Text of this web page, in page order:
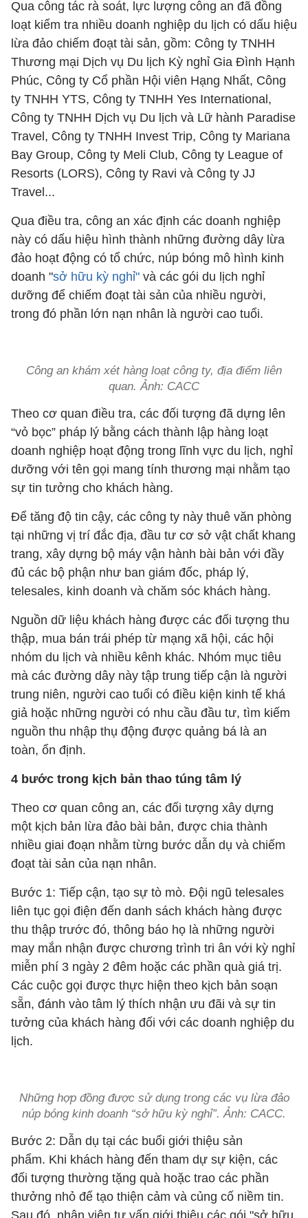
Qua công tác rà soát, lực lượng công an đã đồng
loạt kiểm tra nhiều doanh nghiệp du lịch có dấu hiệu
lừa đảo chiếm đoạt tài sản, gồm: Công ty TNHH
Thương mại Dịch vụ Du lịch Kỳ nghỉ Gia Đình Hạnh
Phúc, Công ty Cổ phần Hội viên Hạng Nhất, Công
ty TNHH YTS, Công ty TNHH Yes International,
Công ty TNHH Dịch vụ Du lịch và Lữ hành Paradise
Travel, Công ty TNHH Invest Trip, Công ty Mariana
Bay Group, Công ty Meli Club, Công ty League of
Resorts (LORS), Công ty Ravi và Công ty JJ
Travel...
Qua điều tra, công an xác định các doanh nghiệp
này có dấu hiệu hình thành những đường dây lừa
đảo hoạt động có tổ chức, núp bóng mô hình kinh
doanh "sở hữu kỳ nghỉ" và các gói du lịch nghỉ
dưỡng để chiếm đoạt tài sản của nhiều người,
trong đó phần lớn nạn nhân là người cao tuổi.
Công an khám xét hàng loạt công ty, địa điểm liên
quan. Ảnh: CACC
Theo cơ quan điều tra, các đối tượng đã dựng lên
“vỏ bọc” pháp lý bằng cách thành lập hàng loạt
doanh nghiệp hoạt động trong lĩnh vực du lịch, nghỉ
dưỡng với tên gọi mang tính thương mại nhằm tạo
sự tin tưởng cho khách hàng.
Để tăng độ tin cậy, các công ty này thuê văn phòng
tại những vị trí đắc địa, đầu tư cơ sở vật chất khang
trang, xây dựng bộ máy vận hành bài bản với đầy
đủ các bộ phận như ban giám đốc, pháp lý,
telesales, kinh doanh và chăm sóc khách hàng.
Nguồn dữ liệu khách hàng được các đối tượng thu
thập, mua bán trái phép từ mạng xã hội, các hội
nhóm du lịch và nhiều kênh khác. Nhóm mục tiêu
mà các đường dây này tập trung tiếp cận là người
trung niên, người cao tuổi có điều kiện kinh tế khá
giả hoặc những người có nhu cầu đầu tư, tìm kiếm
nguồn thu nhập thụ động được quảng bá là an
toàn, ổn định.
4 bước trong kịch bản thao túng tâm lý
Theo cơ quan công an, các đối tượng xây dựng
một kịch bản lừa đảo bài bản, được chia thành
nhiều giai đoạn nhằm từng bước dẫn dụ và chiếm
đoạt tài sản của nạn nhân.
Bước 1: Tiếp cận, tạo sự tò mò. Đội ngũ telesales
liên tục gọi điện đến danh sách khách hàng được
thu thập trước đó, thông báo họ là những người
may mắn nhận được chương trình tri ân với kỳ nghỉ
miễn phí 3 ngày 2 đêm hoặc các phần quà giá trị.
Các cuộc gọi được thực hiện theo kịch bản soạn
sẵn, đánh vào tâm lý thích nhận ưu đãi và sự tin
tưởng của khách hàng đối với các doanh nghiệp du
lịch.
Những hợp đồng được sử dụng trong các vụ lừa đảo
núp bóng kinh doanh “sở hữu kỳ nghỉ”. Ảnh: CACC.
Bước 2: Dẫn dụ tại các buổi giới thiệu sản
phẩm. Khi khách hàng đến tham dự sự kiện, các
đối tượng thường tặng quà hoặc trao các phần
thưởng nhỏ để tạo thiện cảm và củng cố niềm tin.
Sau đó, nhân viên tư vấn giới thiệu các gói "sở hữu